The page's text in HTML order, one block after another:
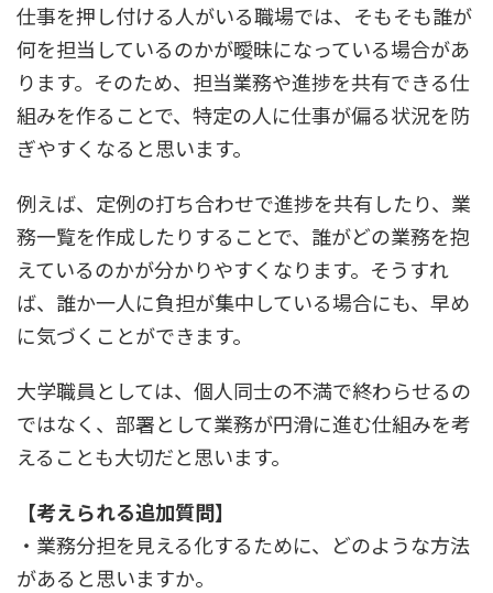
仕事を押し付ける人がいる職場では、そもそも誰が
何を担当しているのかが曖昧になっている場合があ
ります。そのため、担当業務や進捗を共有できる仕
組みを作ることで、特定の人に仕事が偏る状況を防
ぎやすくなると思います。
例えば、定例の打ち合わせで進捗を共有したり、業
務一覧を作成したりすることで、誰がどの業務を抱
えているのかが分かりやすくなります。そうすれ
ば、誰か一人に負担が集中している場合にも、早め
に気づくことができます。
大学職員としては、個人同士の不満で終わらせるの
ではなく、部署として業務が円滑に進む仕組みを考
えることも大切だと思います。
【考えられる追加質問】
・業務分担を見える化するために、どのような方法
があると思いますか。